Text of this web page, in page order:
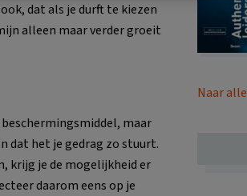
dat als je durft te kiezen
alleen maar verder groeit
maar
dat het je gedrag zo stuurt.
krijg je de mogelijkheid er
daarom eens op je
Naar